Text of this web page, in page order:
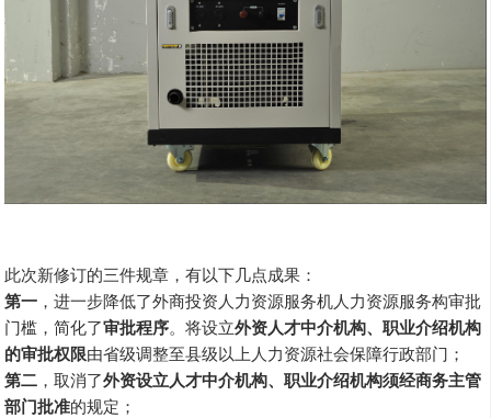
此次新修订的三件规章，有以下几点成果：
第一 ，进一步降低了外商投资人力资源服务机人力资源服务构审批
门槛，简化了审批程序。将设立外资人才中介机构、职业介绍机构
的审批权限由省级调整至县级以上人力资源社会保障行政部门；
第二 ，取消了外资设立人才中介机构、职业介绍机构须经商务主管
部门批准的规定；